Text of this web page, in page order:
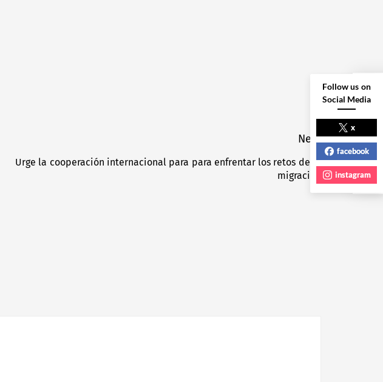
Next
Next
post:
Urge la cooperación internacional para para enfrentar los retos de la
migración
NEXT POST
Follow us on
Social Media
x
facebook
instagram